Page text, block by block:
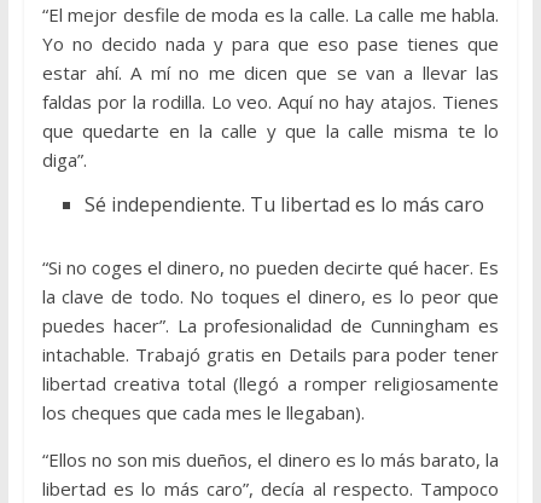
“El mejor desfile de moda es la calle. La calle me habla.
Yo no decido nada y para que eso pase tienes que
estar ahí. A mí no me dicen que se van a llevar las
faldas por la rodilla. Lo veo. Aquí no hay atajos. Tienes
que quedarte en la calle y que la calle misma te lo
diga”.
Sé independiente. Tu libertad es lo más caro
“Si no coges el dinero, no pueden decirte qué hacer. Es
la clave de todo. No toques el dinero, es lo peor que
puedes hacer”. La profesionalidad de Cunningham es
intachable. Trabajó gratis en Details para poder tener
libertad creativa total (llegó a romper religiosamente
los cheques que cada mes le llegaban).
“Ellos no son mis dueños, el dinero es lo más barato, la
libertad es lo más caro”, decía al respecto. Tampoco